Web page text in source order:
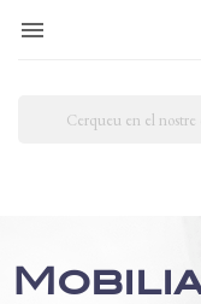
